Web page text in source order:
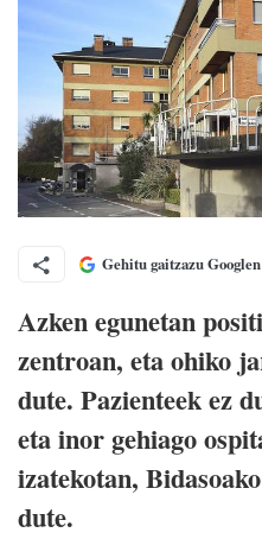
Gehitu gaitzazu Googlen
Azken egunetan
zentroan, eta ohiko
dute. Pazienteek ez
eta inor gehiago
izatekotan,
dute.